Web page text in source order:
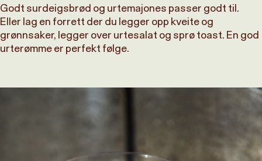
Godt surdeigsbrød og urtemajones passer godt til.
Eller lag en forrett der du legger opp kveite og
grønnsaker, legger over urtesalat og sprø toast. En god
urterømme er perfekt følge.